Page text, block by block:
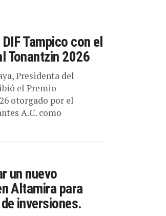
Tampico con el
Tonantzin 2026
Presidenta del
el Premio
otorgado por el
A.C. como
un nuevo
Altamira para
inversiones.